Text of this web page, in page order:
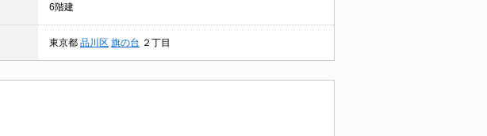
6階建
東京都 品川区 旗の台 ２丁目